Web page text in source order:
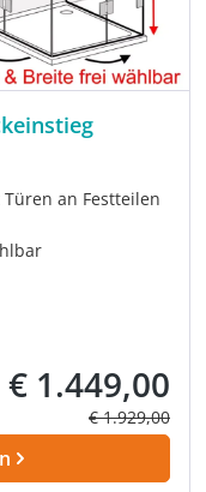
an Festteilen
Verkaufspreis:
€ 1.449,00
Regulärer
€ 1.929,00